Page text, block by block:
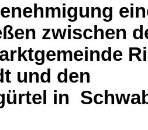
zwischen
und den
in